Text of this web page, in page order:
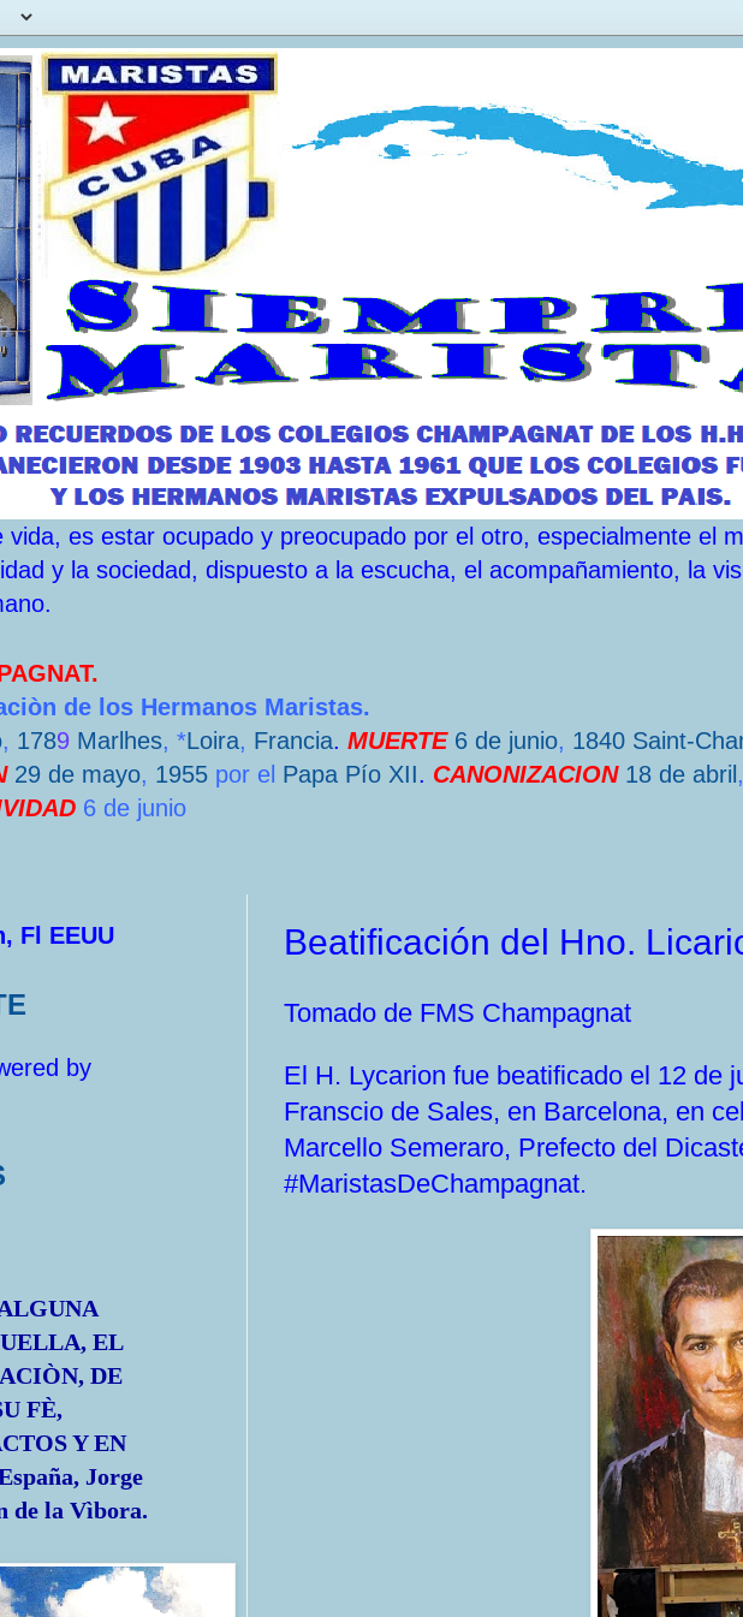
es estar ocupado y preocupado por el otro, especialmente el
y la sociedad, dispuesto a la escucha, el acompañamiento, la
de los Hermanos Maristas.
, 1789 Marlhes, *Loira, Francia. MUERTE 6 de junio, 1840 Saint-
29 de mayo, 1955 por el Papa Pío XII. CANONIZACION 18 de abril ,
6 de junio
Beatificación del Hno.
Tomado de FMS Champagnat
El H. Lycarion fue beatificado el 12 de
Franscio de Sales, en Barcelona, en
Marcello Semeraro, Prefecto del
#MaristasDeChampagnat.
Fl EEUU
by
EL
DE
FÈ,
Y EN
Jorge
de la Vìbora.